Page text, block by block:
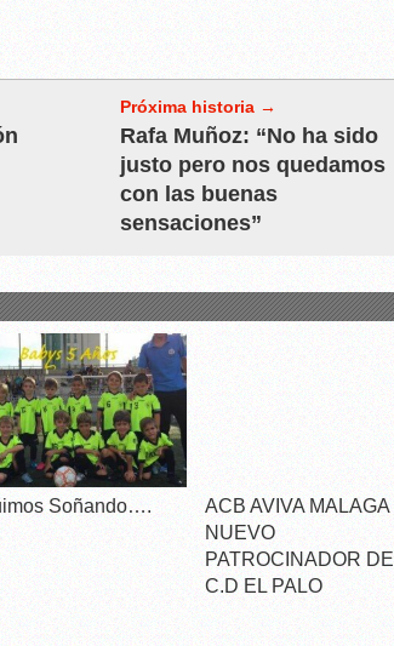
Próxima historia →
Rafa Muñoz: “No ha sido
justo pero nos quedamos
con las buenas
sensaciones”
Soñando….
ACB AVIVA MALAGA
NUEVO
PATROCINADOR
C.D EL PALO